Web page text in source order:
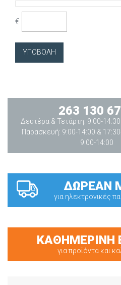
€
263 130
Δευτέρα & Τετάρτη: 9:00-
Παρασκευή: 9:00-14:00 &
9:00-14:00
ΔΩΡΕΑΝ
για ηλεκτρονικές
ΚΑΘΗΜΕΡΙΝΗ
για προϊόντα και